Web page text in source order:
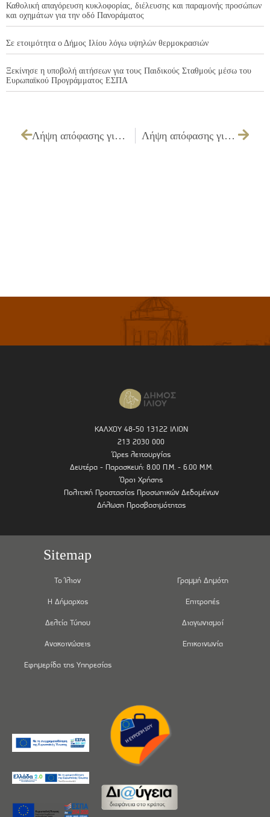
Καθολική απαγόρευση κυκλοφορίας, διέλευσης και παραμονής προσώπων
και οχημάτων για την οδό Πανοράματος
Σε ετοιμότητα ο Δήμος Ιλίου λόγω υψηλών θερμοκρασιών
Ξεκίνησε η υποβολή αιτήσεων για τους Παιδικούς Σταθμούς μέσω του
Ευρωπαϊκού Προγράμματος ΕΣΠΑ
Λήψη απόφασης για τον ορισμό Επιτροπής παραλαβής, εργασιών, υπηρεσιών σύμφωνα με το αρθ. 67 του Π.Δ 28/80 «Περί εκτελέσεων έργων, προμηθειών, εργασιών και υπηρεσιών». Λήψη απόφασης για τον ορισμό επιτροπής αξιολόγησης, σύμφωνα με τον ΕΚΠΟΤΑ (1797/88), άρθρο 46, υπουργική απόφαση 11389/93.
ΚΑΛΧΟΥ 48-50 13122 ΙΛΙΟΝ
213 2030 000
Ώρες λειτουργίας
Δευτέρα - Παρασκευή: 8.00 Π.Μ. - 6.00 Μ.Μ.
Όροι Χρήσης
Πολιτική Προστασίας Προσωπικών Δεδομένων
Δήλωση Προσβασιμότητας
Sitemap
Το Ίλιον
Η Δήμαρχος
Δελτία Τύπου
Ανακοινώσεις
Εφημερίδα της Υπηρεσίας
Γραμμή Δημότη
Επιτροπές
Διαγωνισμοί
Επικοινωνία